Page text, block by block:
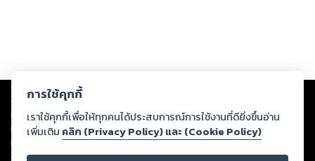
Copyright © 2026
ต่อผลงานหรือเนื้อหาใดที่อัปโหลดผ่านเว็บไซต์และปรากฏว่าละเมิดสิทธิใน
ทรัพย์สินทางปัญญาของบุคคลอื่นหรือขัดต่อกฎหมายและศีลธรรม ดังนั้น ผู้อ่าน
ทุกท่านโปรดใช้วิจารณญาณในการกลั่นกรองด้วยตนเอง และหากท่านพบว่าส่วน
หนึ่งส่วนใดขัดต่อกฎหมายและศีลธรรม กรุณาแจ้งมายังบริษัท เพื่อทีมงานจะได้
ดำเนินการในทันที ทั้งนี้ ทางสตอรี่ล็อกขอสงวนลิขสิทธิ์ตามพระราชบัญญัติ
การใช้คุกกี้
เราใช้คุกกี้เพื่อให้ทุกคนได้ประสบการณ์การใช้งานที่ดียิ่งขึ้นอ่าน
เพิ่มเติม คลิก (Privacy Policy) และ (Cookie Policy)